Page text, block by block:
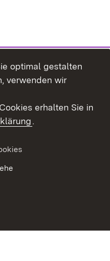
zur
optimal gestalten
verwenden wir
erhalten Sie in
.